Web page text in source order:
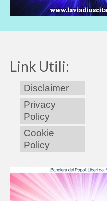
Link Utili:
Disclaimer
Privacy
Policy
Cookie
Policy